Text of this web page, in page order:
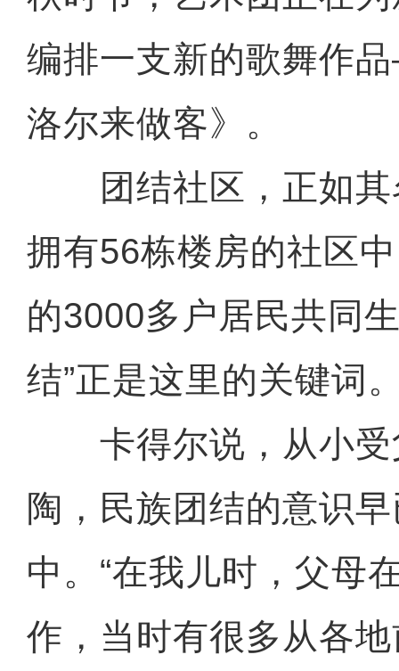
编排一支新的歌舞作
洛尔来做客》。
团结社区，正如其
拥有56栋楼房的社区
的3000多户居民共同
结”正是这里的关键词
卡得尔说，从小受
陶，民族团结的意识
中。“在我儿时，父母
作，当时有很多从各